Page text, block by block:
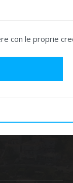
con le proprie